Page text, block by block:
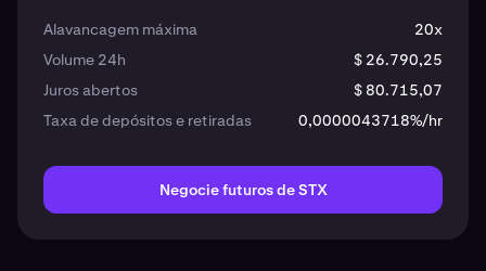
Alavancagem máxima
20x
Volume 24h
$ 26.790,25
Juros abertos
$ 80.715,07
Taxa de depósitos e retiradas
0,0000043718%/hr
Negocie futuros de STX